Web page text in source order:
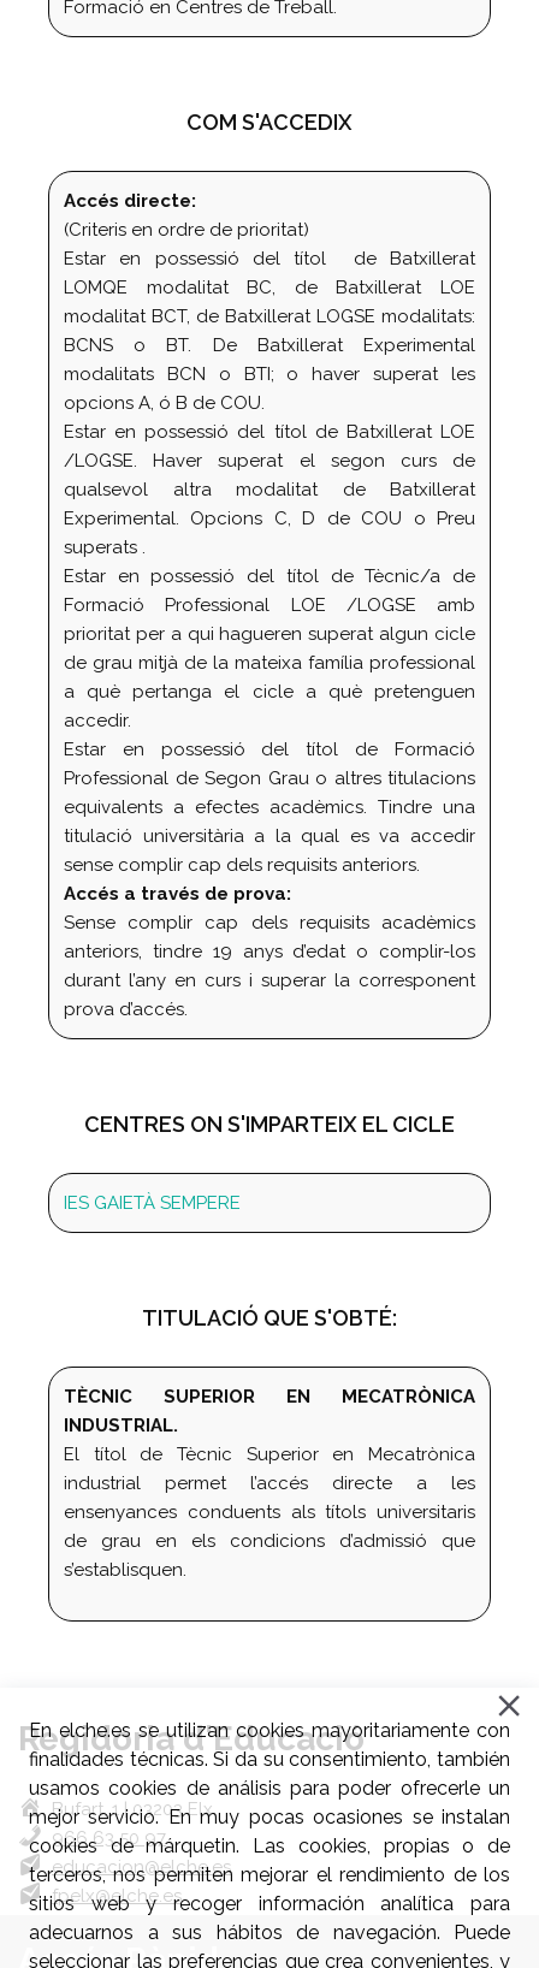
Formació en Centres de Treball.
COM S'ACCEDIX
Accés directe:
(Criteris en ordre de prioritat)
Estar en possessió del títol de Batxillerat
LOMQE modalitat BC, de Batxillerat LOE
modalitat BCT, de Batxillerat LOGSE modalitats:
BCNS o BT. De Batxillerat Experimental
modalitats BCN o BTI; o haver superat les
opcions A, ó B de COU.
Estar en possessió del títol de Batxillerat LOE
/LOGSE. Haver superat el segon curs de
qualsevol altra modalitat de Batxillerat
Experimental. Opcions C, D de COU o Preu
superats .
Estar en possessió del títol de Tècnic/a de
Formació Professional LOE /LOGSE amb
prioritat per a qui hagueren superat algun cicle
de grau mitjà de la mateixa família professional
a què pertanga el cicle a què pretenguen
accedir.
Estar en possessió del títol de Formació
Professional de Segon Grau o altres titulacions
equivalents a efectes acadèmics. Tindre una
titulació universitària a la qual es va accedir
sense complir cap dels requisits anteriors.
Accés a través de prova:
Sense complir cap dels requisits acadèmics
anteriors, tindre 19 anys d’edat o complir-los
durant l’any en curs i superar la corresponent
prova d’accés.
CENTRES ON S'IMPARTEIX EL CICLE
IES GAIETÀ SEMPERE
TITULACIÓ QUE S'OBTÉ:
TÈCNIC SUPERIOR EN MECATRÒNICA
INDUSTRIAL.
El títol de Tècnic Superior en Mecatrònica
industrial permet l’accés directe a les
ensenyances conduents als títols universitaris
de grau en els condicions d’admissió que
s’establisquen.
Regidoria d'Educació
Bufart, 1 | 03203 Elx
966 63 50 97
educacion@elche.es
fpelx@elche.es
En elche.es se utilizan cookies mayoritariamente con
finalidades técnicas. Si da su consentimiento, también
usamos cookies de análisis para poder ofrecerle un
mejor servicio. En muy pocas ocasiones se instalan
cookies de márquetin. Las cookies, propias o de
terceros, nos permiten mejorar el rendimiento de los
sitios web y recoger información analítica para
adecuarnos a sus hábitos de navegación. Puede
seleccionar las preferencias que crea convenientes, y